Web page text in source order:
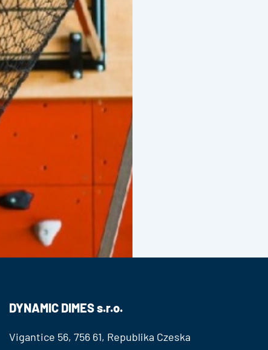
DYNAMIC DIMES s.r.o.
Vigantice 56, 756 61, Republika Czeska